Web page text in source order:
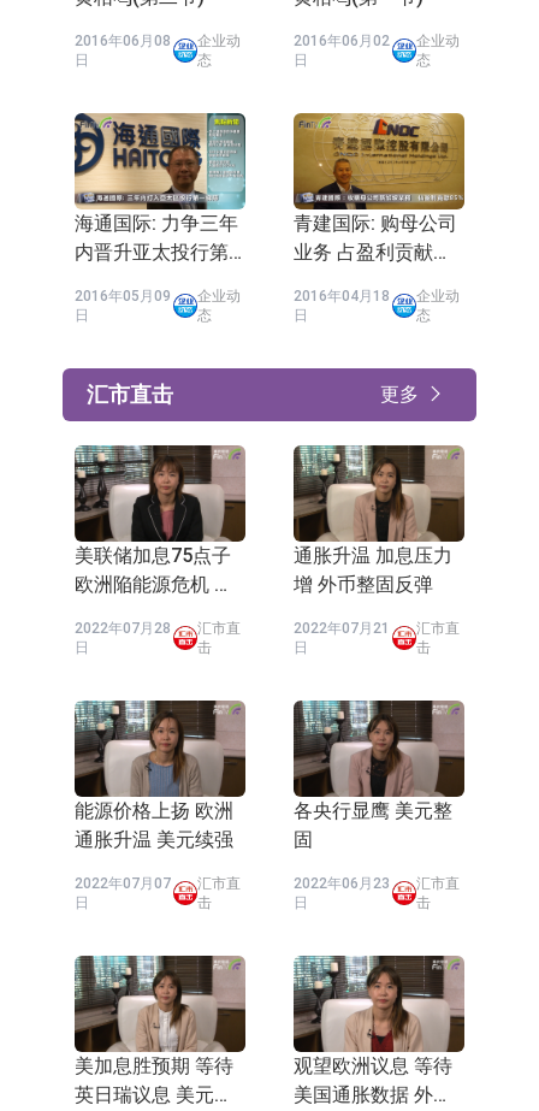
2016年06月08
日
企业动
态
2016年06月02
日
企业动
态
海通国际: 力争三年
内晋升亚太投行第
2016年05月09
日
企业动
态
青建国际: 购母公司
业务 占盈利贡献
2016年04月18
日
企业动
态
汇市直击 更多
美联储加息75点子
欧洲陥能源危机 外
2022年07月28
日
汇市直
击
通胀升温 加息压力
增 外币整固反弹
2022年07月21
日
汇市直
击
能源价格上扬 欧洲
通胀升温 美元续强
2022年07月07
日
汇市直
击
各央行显鹰 美元整
固
2022年06月23
日
汇市直
击
美加息胜预期 等待
英日瑞议息 美元高
观望欧洲议息 等待
美国通胀数据 外币